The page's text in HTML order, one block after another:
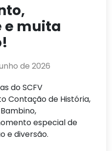
muita
de 2026
do SCFV
Contação de História,
especial de
e diversão.